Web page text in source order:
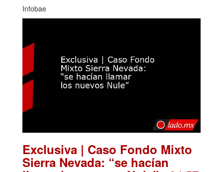
Infobae
Exclusiva | Caso Fondo Mixto
Sierra Nevada: “se hacían